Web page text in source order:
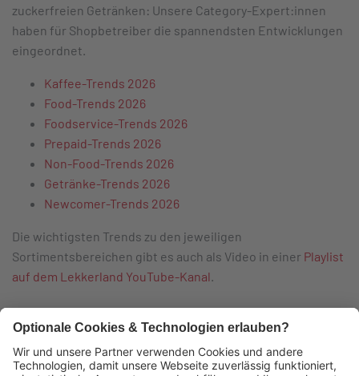
zuckerfreien Getränken: Unsere Category-Expert:innen
haben für Shopbetreiber die spannendsten Entwicklungen
eingeordnet.
Kaffee-Trends 2026
Food-Trends 2026
Foodservice-Trends 2026
Prepaid-Trends 2026
Non-Food-Trends 2026
Getränke-Trends 2026
Newcomer-Trends 2026
Die wichtigsten Trends zu den jeweiligen
Sortimentsbereichen gibt es auch als Video in einer Playlist
auf dem Lekkerland YouTube-Kanal
Das könnte Sie auch interessieren: